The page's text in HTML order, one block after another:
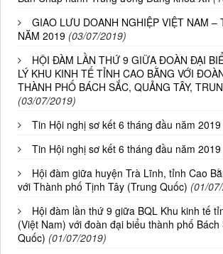
GIAO LƯU DOANH NGHIỆP VIỆT NAM –
NĂM 2019 (03/07/2019)
HỘI ĐÀM LẦN THỨ 9 GIỮA ĐOÀN ĐẠI
LÝ KHU KINH TẾ TỈNH CAO BẰNG VỚI
THÀNH PHỐ BÁCH SẮC, QUẢNG TÂY,
(03/07/2019)
Tin Hội nghị sơ kết 6 tháng đầu năm 2019
Tin Hội nghị sơ kết 6 tháng đầu năm 2019
Hội đàm giữa huyện Trà Lĩnh, tỉnh Cao
với Thành phố Tịnh Tây (Trung Quốc) (01/
Hội đàm lần thứ 9 giữa BQL Khu kinh tế
(Việt Nam) với đoàn đại biểu thành phố Bách
Quốc) (01/07/2019)